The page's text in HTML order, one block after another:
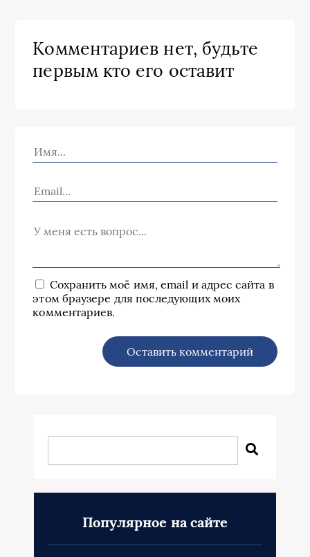
Комментариев нет, будьте
первым кто его оставит
Сохранить моё имя, email и адрес сайта в
этом браузере для последующих моих
комментариев.
Популярное на сайте